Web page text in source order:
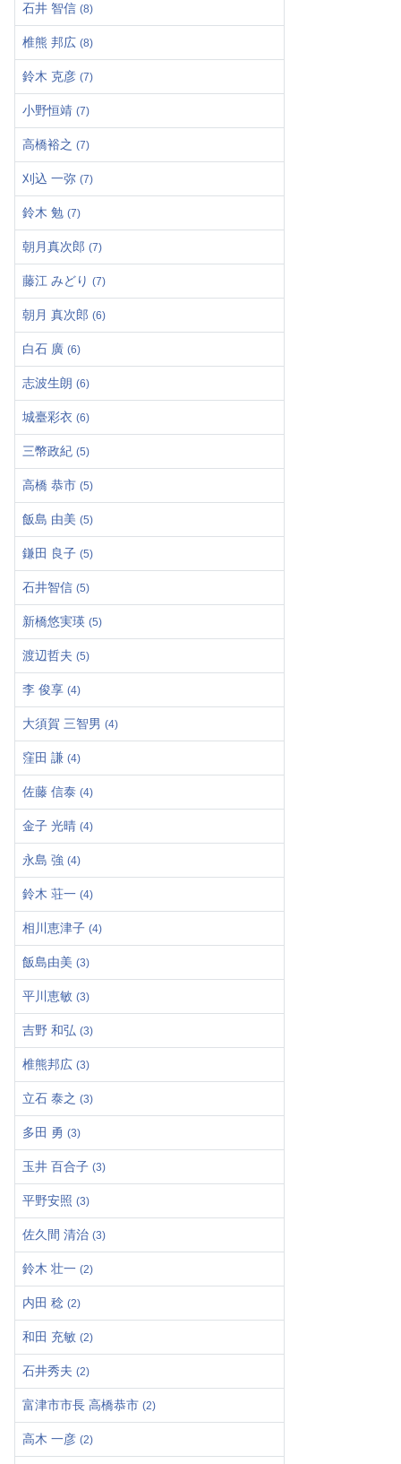
石井 智信 (8)
椎熊 邦広 (8)
鈴木 克彦 (7)
小野恒靖 (7)
高橋裕之 (7)
刈込 一弥 (7)
鈴木 勉 (7)
朝月真次郎 (7)
藤江 みどり (7)
朝月 真次郎 (6)
白石 廣 (6)
志波生朗 (6)
城臺彩衣 (6)
三幣政紀 (5)
高橋 恭市 (5)
飯島 由美 (5)
鎌田 良子 (5)
石井智信 (5)
新橋悠実瑛 (5)
渡辺哲夫 (5)
李 俊享 (4)
大須賀 三智男 (4)
窪田 謙 (4)
佐藤 信泰 (4)
金子 光晴 (4)
永島 強 (4)
鈴木 荘一 (4)
相川恵津子 (4)
飯島由美 (3)
平川恵敏 (3)
吉野 和弘 (3)
椎熊邦広 (3)
立石 泰之 (3)
多田 勇 (3)
玉井 百合子 (3)
平野安照 (3)
佐久間 清治 (3)
鈴木 壮一 (2)
内田 稔 (2)
和田 充敏 (2)
石井秀夫 (2)
富津市市長 高橋恭市 (2)
高木 一彦 (2)